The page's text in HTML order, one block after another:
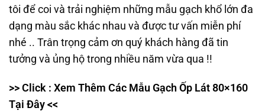
tôi để coi và trải nghiệm những mẫu gạch khổ lớn đa
dạng màu sắc khác nhau và được tư vấn miễn phí
nhé .. Trân trọng cảm ơn quý khách hàng đã tin
tưởng và ủng hộ trong nhiều năm vừa qua !!
>> Click : Xem Thêm Các Mẫu Gạch Ốp Lát 80×160
Tại Đây <<